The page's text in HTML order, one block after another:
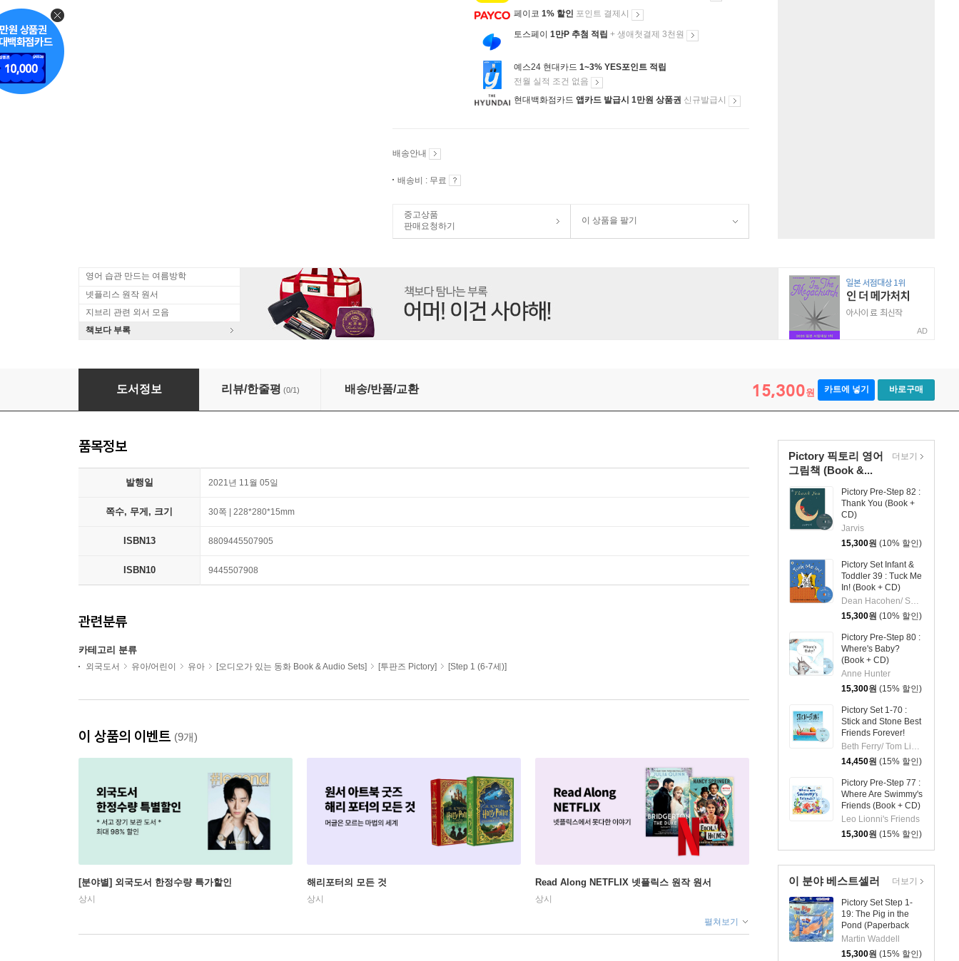
페이코 1% 할인 포인트 결제시
토스페이 1만P 추첨 적립 + 생애첫결제 3천원
예스24 현대카드 1~3% YES포인트 적립
전월 실적 조건 없음
현대백화점카드 앱카드 발급시 1만원 상품권 신규발급시
배송안내
배송비 : 무료
중고상품
판매요청하기
이 상품을 팔기
영어 습관 만드는 여름방학
넷플리스 원작 원서
지브리 관련 외서 모음
책보다 부록
AD
Pictory Set 1-63 : Goodnight Already! (Book+CD)
도서정보 리뷰/한줄평 (0/1) 배송/반품/교환 15,300원 카트에 넣기 바로구매
Pictory 픽토리 영어
그림책 (Book &...
Pictory Pre-Step 82 :
Thank You (Book +
CD)
Jarvis
15,300원 (10% 할인)
Pictory Set Infant &
Toddler 39 : Tuck Me
In! (Book + CD)
Dean Hacohen/ Sherry Scharschmidt (ILT)
15,300원 (10% 할인)
Pictory Pre-Step 80 :
Where's Baby?
(Book + CD)
Anne Hunter
15,300원 (15% 할인)
Pictory Set 1-70 :
Stick and Stone Best
Friends Forever!
(Book+CD)
Beth Ferry/ Tom Lichtenheld (ILT)
14,450원 (15% 할인)
Pictory Pre-Step 77 :
Where Are Swimmy's
Friends (Book + CD)
Leo Lionni's Friends
15,300원 (15% 할인)
더보기
이 분야 베스트셀러
Pictory Set Step 1-
19: The Pig in the
Pond (Paperback
Set)
Martin Waddell
15,300원 (15% 할인)
더보기
품목정보
발행일 2021년 11월 05일
쪽수, 무게, 크기 30쪽 | 228*280*15mm
ISBN13 8809445507905
ISBN10 9445507908
관련분류
카테고리 분류
외국도서 유아/어린이 유아 [오디오가 있는 동화 Book & Audio Sets] [투판즈 Pictory] [Step 1 (6-7세)]
이 상품의 이벤트 (9개)
[분야별] 외국도서 한정수량 특가할인
상시
해리포터의 모든 것
상시
Read Along NETFLIX 넷플릭스 원작 원서
상시
펼쳐보기